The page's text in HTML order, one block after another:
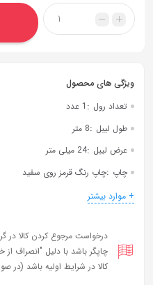
اشتراک
بگذارید.
کپی
تعداد رول : 1 عدد
طول لیبل :8 متر
عرض لیبل :24 میلی متر
چاپ :چاپ رنگ قرمز روی سفید
+ موارد بیشتر
درخواست مرجوع کردن کالا در
چاپگر باشد با دلیل "انصراف
کالا در شرایط اولیه باشد (در